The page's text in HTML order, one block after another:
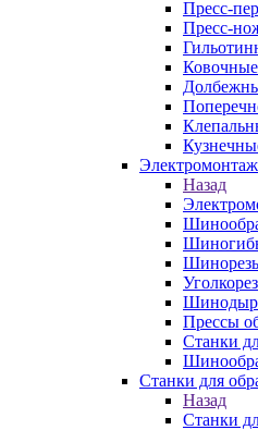
Пресс-
Пресс-
Назад
Прессы
Станки
Станки для
Назад
Станки